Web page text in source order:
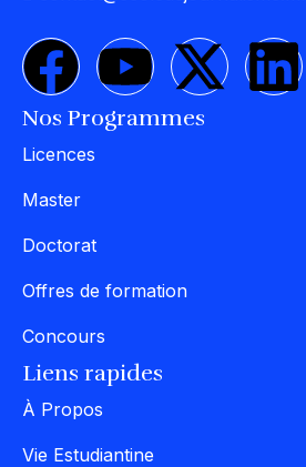
Nos Programmes
Licences
Master
Doctorat
Offres de formation
Concours
Liens rapides
À Propos
Vie Estudiantine